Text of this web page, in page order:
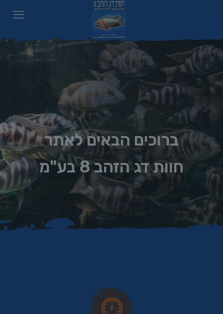
ברוכים הבאים לאתר
חוות דג הזהב 8 בע"מ